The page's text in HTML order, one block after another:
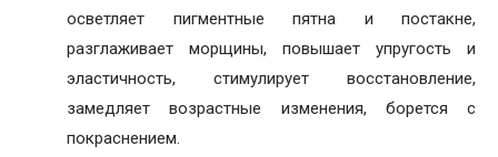
осветляет пигментные пятна и постакне,
разглаживает морщины, повышает упругость и
эластичность, стимулирует восстановление,
замедляет возрастные изменения, борется с
покраснением.